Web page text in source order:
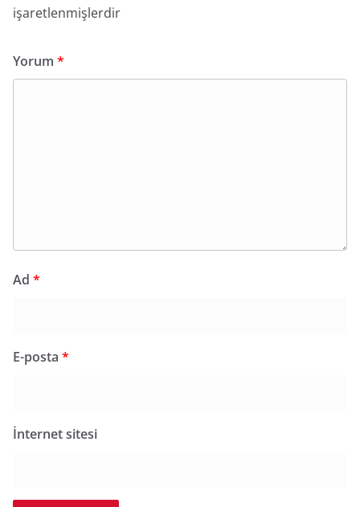
işaretlenmişlerdir
Yorum *
Ad *
E-posta *
İnternet sitesi